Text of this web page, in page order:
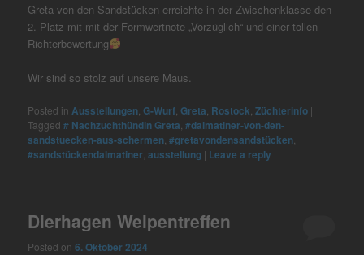
Greta von den Sandstücken erreichte in der Zwischenklasse den
2. Platz mit mit der Formwertnote „Vorzüglich“ und einer tollen
Richterbewertung
Wir sind so stolz auf unsere Maus.
Posted in Ausstellungen ,G-Wurf ,Greta Rostock ,Züchterinfo |
Tagged # Nachzuchthündin Greta ,#dalmatiner-von-den-
sandstuecken-aus-schermen ,#gretavondensandstücken
#sandstückendalmatiner ,ausstellung | Leave a reply
Dierhagen Welpentreffen
Posted on6. Oktober 2024